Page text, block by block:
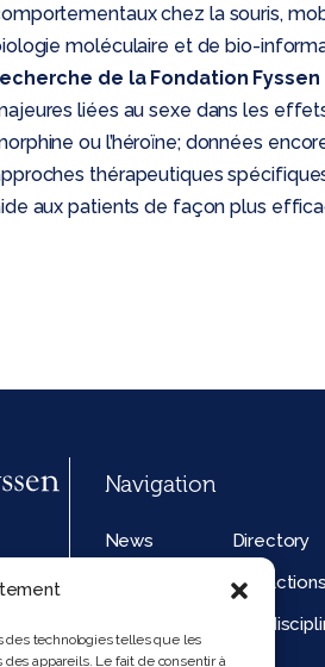
technologies telles que les
appareils. Le fait de consentir à
chez la souris,
moléculaire et de bio-
de la Fondation Fyssen
liées au sexe dans les
ou l’héroïne; données
thérapeutiques
aux patients de façon plus
Navigation
News
Directory
Our actions
Our